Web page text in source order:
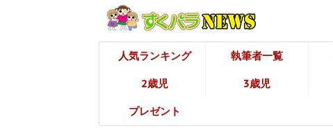
人気ランキング 執筆者一覧
2歳児 3歳児
プレゼント